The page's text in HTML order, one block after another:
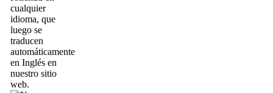
cualquier
idioma, que
luego se
traducen
automáticamente
en Inglés en
nuestro sitio
web.